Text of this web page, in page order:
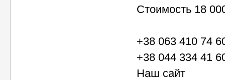
Стоимость 18
+38 063 410 74
+38 044 334 41
Наш сайт